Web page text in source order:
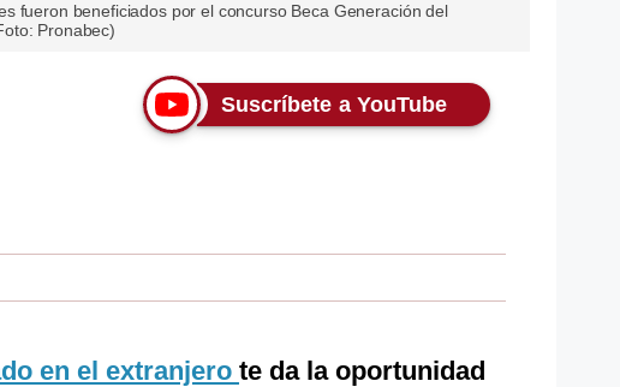
fueron beneficiados por el concurso Beca Generación del
Pronabec)
Suscríbete a YouTube
en el extranjero te da la oportunidad